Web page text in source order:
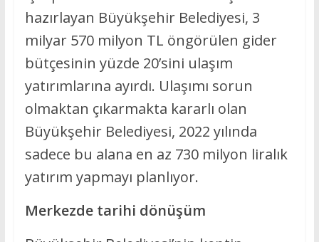
hazırlayan Büyükşehir Belediyesi, 3
milyar 570 milyon TL öngörülen gider
bütçesinin yüzde 20’sini ulaşım
yatırımlarına ayırdı. Ulaşımı sorun
olmaktan çıkarmakta kararlı olan
Büyükşehir Belediyesi, 2022 yılında
sadece bu alana en az 730 milyon liralık
yatırım yapmayı planlıyor.
Merkezde tarihi dönüşüm